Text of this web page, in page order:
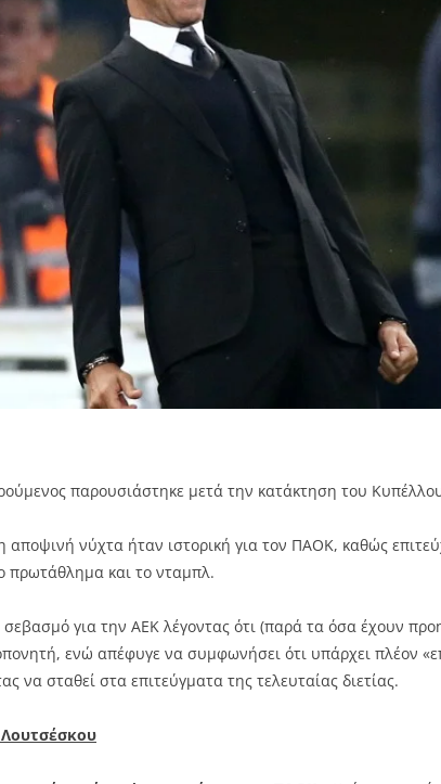
παρουσιάστηκε μετά την κατάκτηση του
αποψινή νύχτα ήταν ιστορική για τον ΠΑΟΚ, καθώς
πρωτάθλημα και το νταμπλ.
για την ΑΕΚ λέγοντας ότι (παρά τα όσα έχουν
ενώ απέφυγε να συμφωνήσει ότι υπάρχει πλέον
να σταθεί στα επιτεύγματα της τελευταίας διετίας.